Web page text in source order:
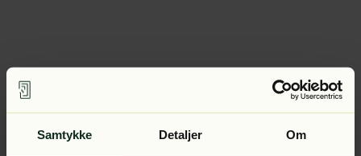
Samtykke Detaljer Om